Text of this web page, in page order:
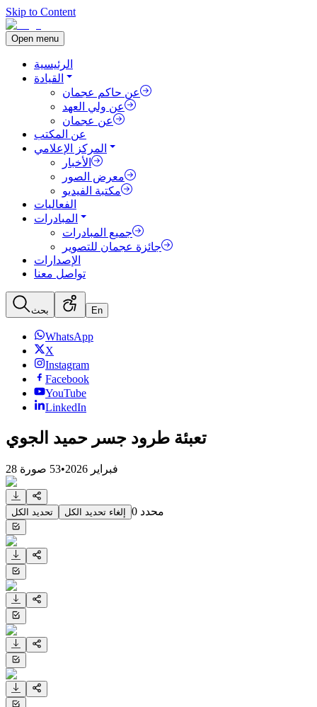
Skip to Content
Open menu
الرئيسية
القيادة
عن حاكم عجمان
عن ولي العهد
عن عجمان
عن المكتب
المركز الإعلامي
الأخبار
معرض الصور
مكتبة الفيديو
الفعاليات
المبادرات
جميع المبادرات
جائزة عجمان للتصوير
الإصدارات
تواصل معنا
بحث En
WhatsApp
X
Instagram
Facebook
YouTube
LinkedIn
تعبئة طرود جسر حميد الجوي
28 فبراير 2026 •
53 صورة
تحديد الكل إلغاء تحديد الكل 0 محدد